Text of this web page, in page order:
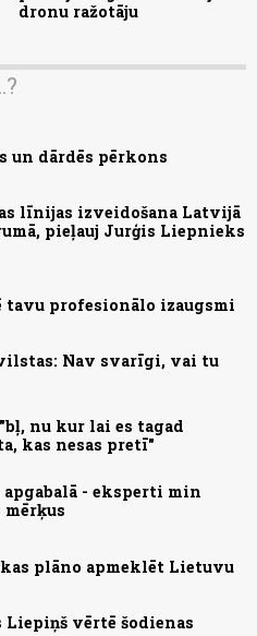
dronu ražotāju
un dārdēs pērkons
līnijas izveidošana Latvijā
pieļauj Jurģis Liepnieks
tavu profesionālo izaugsmi
Nav svarīgi, vai tu
nu kur lai es tagad
kas nesas pretī"
- eksperti min
plāno apmeklēt Lietuvu
Liepiņš vērtē šodienas